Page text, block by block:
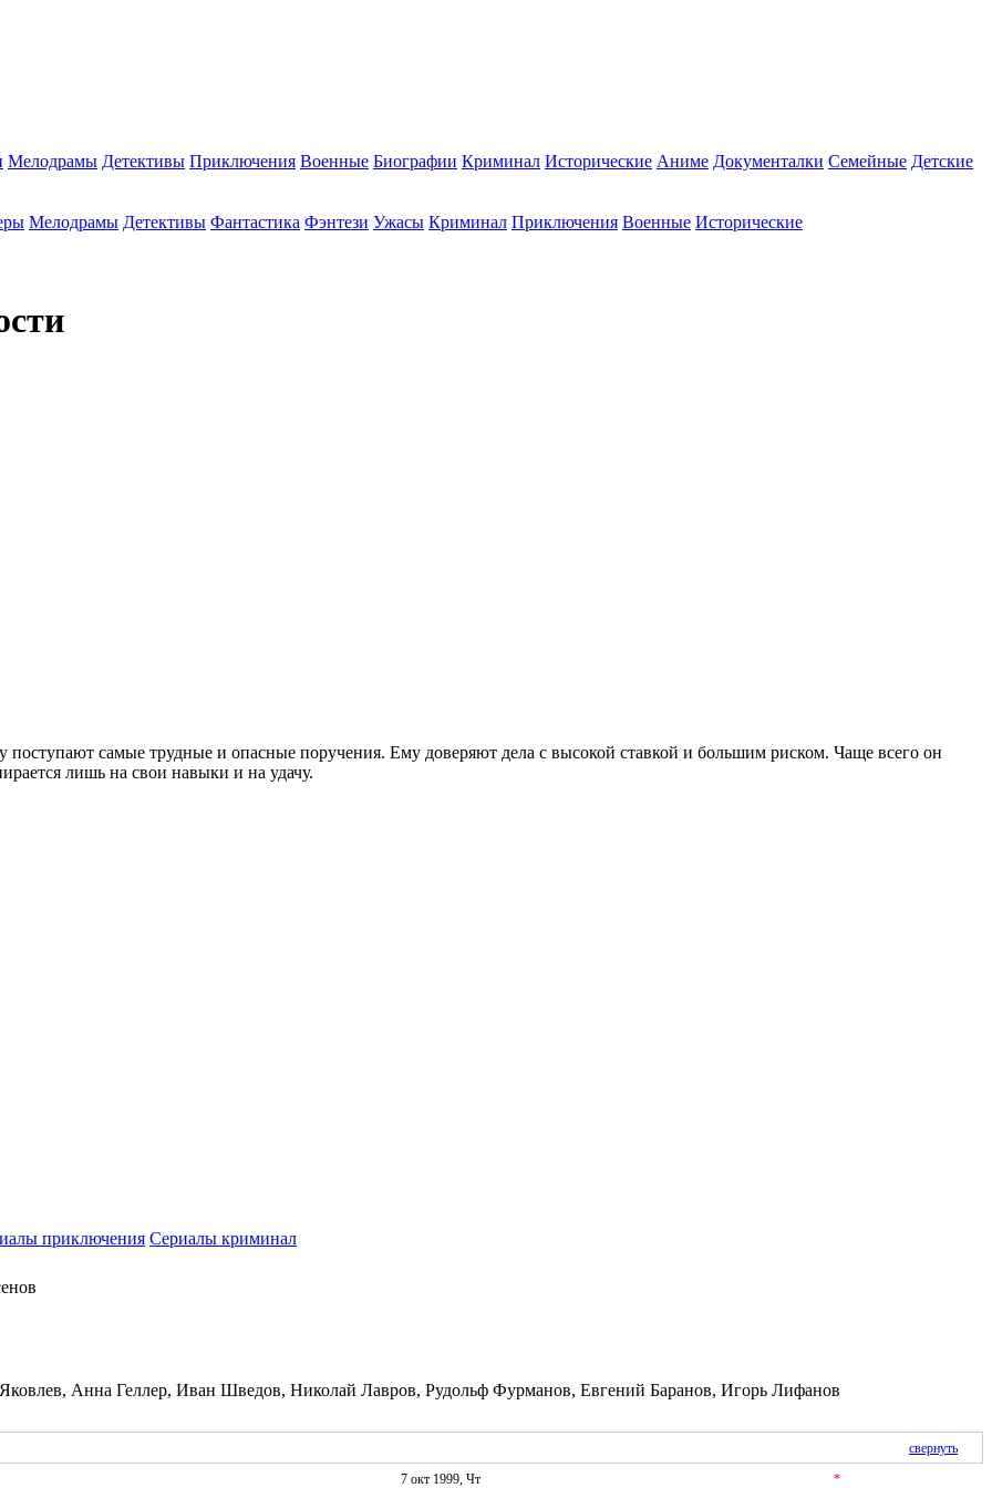
Мелодрамы Детективы Приключения Военные Биографии Криминал Исторические Аниме Документалки Семейные Детские
Мелодрамы Детективы Фантастика Фэнтези Ужасы Криминал Приключения Военные Исторические
самые трудные и опасные поручения. Ему доверяют дела с высокой ставкой и большим риском. Чаще всего он
лишь на свои навыки и на удачу.
приключения Сериалы криминал
Анна Геллер, Иван Шведов, Николай Лавров, Рудольф Фурманов, Евгений Баранов, Игорь Лифанов
свернуть
7 окт 1999, Чт
*